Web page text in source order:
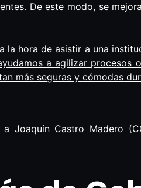
. De este modo, se
la hora de asistir a una
a agilizar
más seguras y cómodas
Joaquín Castro Madero